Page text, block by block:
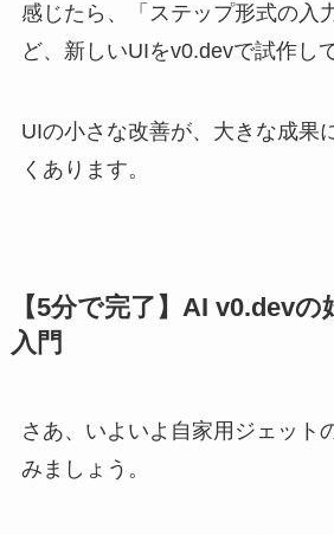
感じたら、「ステップ形式の入
ど、新しいUIをv0.devで試作し
UIの小さな改善が、大きな成果
くあります。
【5分で完了】AI v0.dev
入門
さあ、いよいよ自家用ジェット
みましょう。